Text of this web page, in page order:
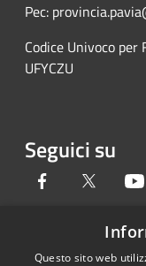
Pec:
Codice Univoco
UFYCZU
Seguici su
Facebook Twitter
Questo sito web